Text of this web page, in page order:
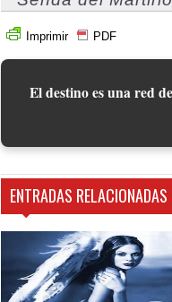
Imprimir PDF
El destino es una red
ENTRADAS RELACIONADAS